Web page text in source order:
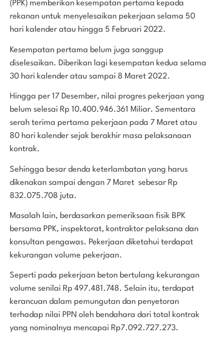
(PPK) memberikan kesempatan pertama kepada
rekanan untuk menyelesaikan pekerjaan selama 50
hari kalender atau hingga 5 Februari 2022.
Kesempatan pertama belum juga sanggup
diselesaikan. Diberikan lagi kesempatan kedua selama
30 hari kalender atau sampai 8 Maret 2022.
Hingga per 17 Desember, nilai progres pekerjaan yang
belum selesai Rp 10.400.946.361 Miliar. Sementara
serah terima pertama pekerjaan pada 7 Maret atau
80 hari kalender sejak berakhir masa pelaksanaan
kontrak.
Sehingga besar denda keterlambatan yang harus
dikenakan sampai dengan 7 Maret sebesar Rp
832.075.708 juta.
Masalah lain, berdasarkan pemeriksaan fisik BPK
bersama PPK, inspektorat, kontraktor pelaksana dan
konsultan pengawas. Pekerjaan diketahui terdapat
kekurangan volume pekerjaan.
Seperti pada pekerjaan beton bertulang kekurangan
volume senilai Rp 497.481.748. Selain itu, terdapat
kerancuan dalam pemungutan dan penyetoran
terhadap nilai PPN oleh bendahara dari total kontrak
yang nominalnya mencapai Rp7.092.727.273.